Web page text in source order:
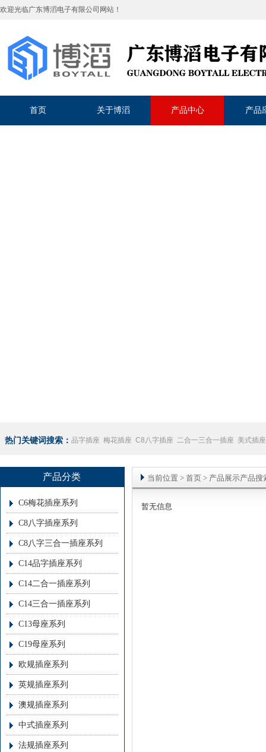
欢迎光临广东博滔电子有限公司 网站！
首页 关于博滔 产品中心 产品
热门关键词搜索： 品字插座 梅花插座 C8八字插座 二合一三合一插座 美式插座
产品分类
C6梅花插座系列
C8八字插座系列
C8八字三合一插座系列
C14品字插座系列
C14二合一插座系列
C14三合一插座系列
C13母座系列
C19母座系列
欧规插座系列
英规插座系列
澳规插座系列
中式插座系列
法规插座系列
当前位置 > 首页 > 产品展示产品搜
暂无信息